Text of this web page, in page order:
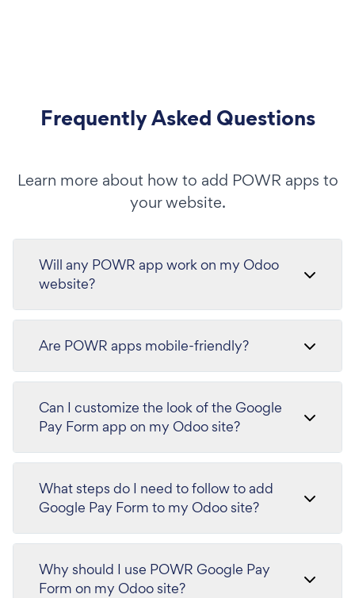
Frequently Asked Questions
Learn more about how to add POWR apps to
your website.
Will any POWR app work on my Odoo
website?
Are POWR apps mobile-friendly?
Can I customize the look of the Google
Pay Form app on my Odoo site?
What steps do I need to follow to add
Google Pay Form to my Odoo site?
Why should I use POWR Google Pay
Form on my Odoo site?